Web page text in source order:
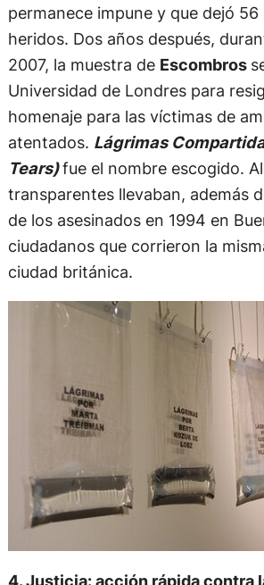
permanece impune y que dejó
heridos. Dos años después,
2007, la muestra de Escombros
Universidad de Londres para
homenaje para las víctimas de
atentados. Lágrimas
Tears)fue el nombre escogido.
transparentes llevaban, además
de los asesinados en 1994 en
ciudadanos que corrieron la
ciudad británica.
4. Justicia: acción rápida contra